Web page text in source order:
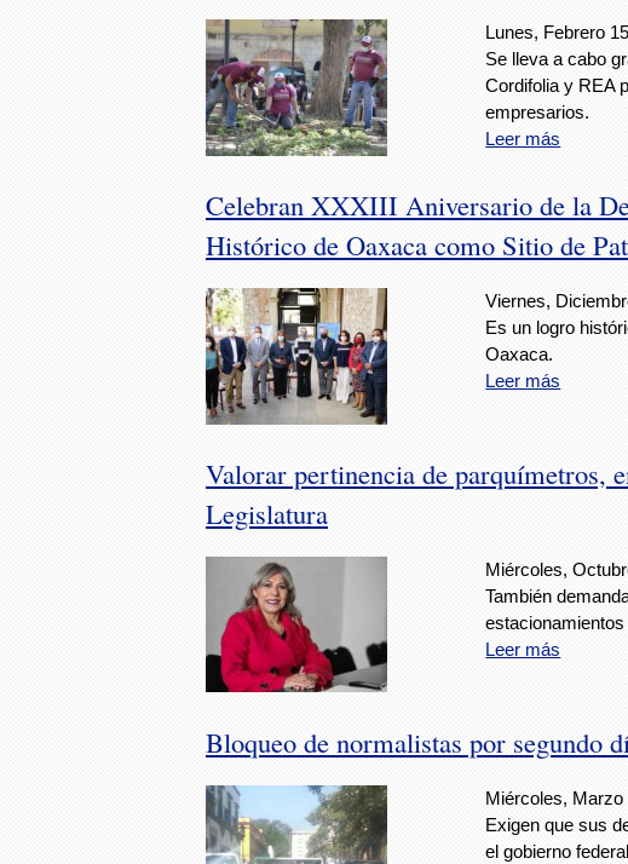
Lunes, Febrero
Se lleva a cabo
Cordifolia y REA
empresarios.
Leer más
Celebran XXXIII Aniversario de la
Histórico de Oaxaca como Sitio de
Viernes,
Es un logro
Oaxaca.
Leer más
Valorar pertinencia de parquímetros,
Legislatura
Miércoles,
También
Leer más
Bloqueo de normalistas por segundo
Miércoles, Marzo
Exigen que sus
el gobierno